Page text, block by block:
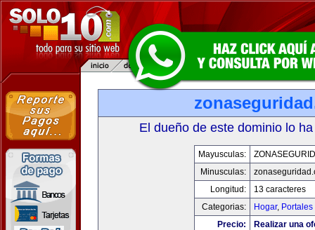
El dueño de este dominio lo
Mayusculas:
Minusculas:
Longitud:
13 caracteres
Categorias:
Hogar, Portales
Precio:
Realizar una